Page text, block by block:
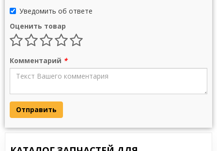
Уведомить об ответе
Оценить товар
Комментарий *
Отправить